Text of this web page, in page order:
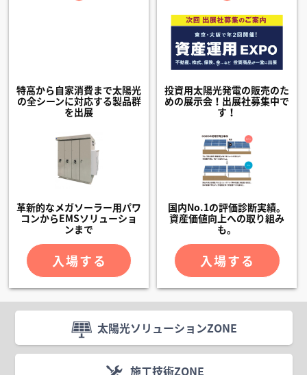
特高から自家消費まで太陽光
の全シーンに対応する製品群
を出展
革新的なメガソーラー用パワ
コンからEMSソリューショ
ンまで
入場する
投資用太陽光発電の販売のた
めの展示会！出展社募集中で
す！
国内No.1の評価診断実績。
資産価値向上への取り組み
も。
入場する
太陽光ソリューションZONE
施工技術ZONE